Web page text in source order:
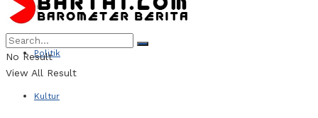
Kotamobagu
Politik
Kultur
No Result
View All Result